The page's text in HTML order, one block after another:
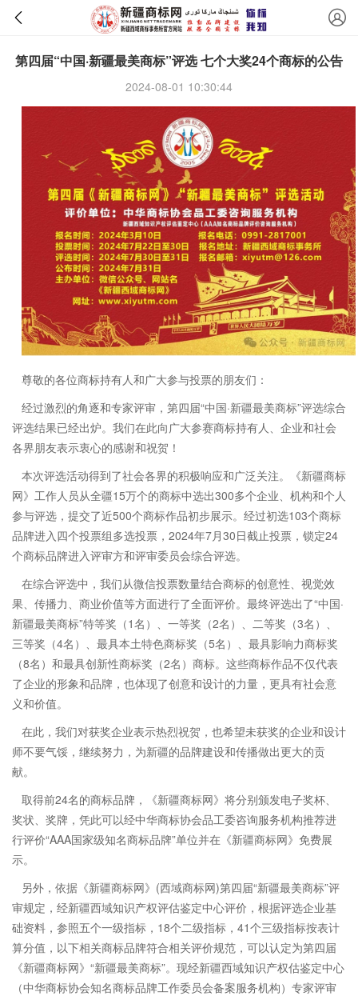
第四届“中国·新疆最美商标”评选 七个大奖24个商标的公告
2024-08-01 10:30:44
尊敬的各位商标持有人和广大参与投票的朋友们：
经过激烈的角逐和专家评审，第四届“中国·新疆最美商标”评选综合
评选结果已经出炉。我们在此向广大参赛商标持有人、企业和社会
各界朋友表示衷心的感谢和祝贺！
本次评选活动得到了社会各界的积极响应和广泛关注。《新疆商标
网》工作人员从全疆15万个的商标中选出300多个企业、机构和个人
参与评选，提交了近500个商标作品初步展示。经过初选103个商标
品牌进入四个投票组多选投票，2024年7月30日截止投票，锁定24
个商标品牌进入评审方和评审委员会综合评选。
在综合评选中，我们从微信投票数量结合商标的创意性、视觉效
果、传播力、商业价值等方面进行了全面评价。最终评选出了“中国·
新疆最美商标”特等奖（1名）、一等奖（2名）、二等奖（3名）、
三等奖（4名）、最具本土特色商标奖（5名）、最具影响力商标奖
（8名）和最具创新性商标奖（2名）商标。这些商标作品不仅代表
了企业的形象和品牌，也体现了创意和设计的力量，更具有社会意
义和价值。
在此，我们对获奖企业表示热烈祝贺，也希望未获奖的企业和设计
师不要气馁，继续努力，为新疆的品牌建设和传播做出更大的贡
献。
取得前24名的商标品牌，《新疆商标网》将分别颁发电子奖杯、
奖状、奖牌，凭此可以经中华商标协会品工委咨询服务机构推荐进
行评价“AAA国家级知名商标品牌”单位并在《新疆商标网》免费展
示。
另外，依据《新疆商标网》(西域商标网)第四届“新疆最美商标”评
审规定，经新疆西域知识产权评估鉴定中心评价，根据评选企业基
础资料，参照五个一级指标，18个二级指标，41个三级指标按表计
算分值，以下相关商标品牌符合相关评价规范，可以认定为第四届
《新疆商标网》“新疆最美商标”。现经新疆西域知识产权估鉴定中心
（中华商标协会知名商标品牌工作委员会备案服务机构）专家评审